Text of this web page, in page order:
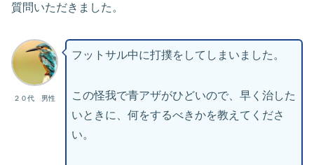
質問いただきました。
２０代 男性
フットサル中に打撲をしてしまいました。
この怪我で青アザがひどいので、早く治した
いときに、何をするべきかを教えてくださ
い。